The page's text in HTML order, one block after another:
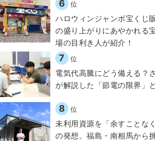
6 位
ハロウィンジャンボ宝くじ
の盛り上がりにあやかれる
場の目利き人が紹介！
7 位
電気代高騰にどう備える？
が解説した「節電の限界」
8 位
未利用資源を「余すことな
の発想。福島・南相馬から